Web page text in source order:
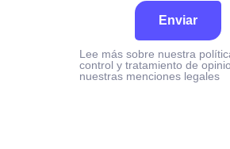
Enviar
Lee más sobre nuestra
control y tratamiento de
nuestras menciones legales